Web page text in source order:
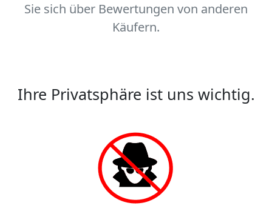
Sie sich über Bewertungen von anderen
Käufern.
Ihre Privatsphäre ist uns wichtig.